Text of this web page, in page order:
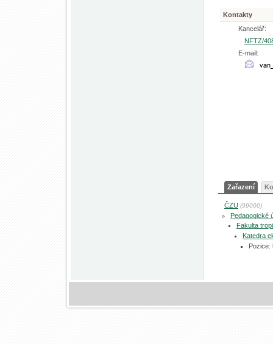
Kontakty
Kancelář:
NFTZ/
E-mail:
Zařazení
ČZU (99000)
Pedagogické
Fakulta
Katedra
Pozice: